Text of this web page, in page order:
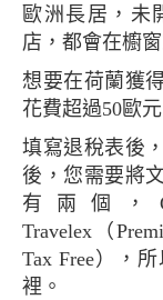
歐洲長居，未
店，都會在櫥
想要在荷蘭獲得退稅，您需要同一天在同一家商店
花費超過50歐
填寫退稅表後，您需要在機場獲得海關蓋章。蓋章
後，您需要將
有兩個，
Travelex（
Tax Free），
裡。